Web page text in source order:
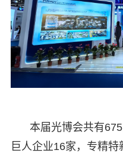
本届光博会共有
巨人企业16家，专精